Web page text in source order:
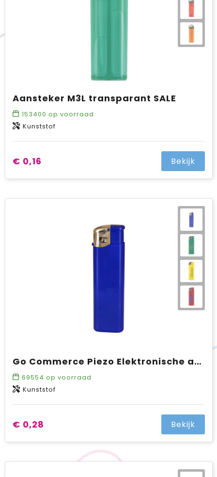
Aansteker M3L transparant SALE
153400 op voorraad
Kunststof
€ 0,16 Bekijk
Go Commerce Piezo Elektronische aansteker HC, navulbaar
69554 op voorraad
Kunststof
€ 0,28 Bekijk